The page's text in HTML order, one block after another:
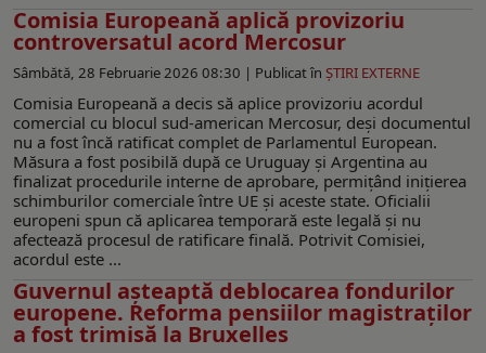
Comisia Europeană aplică provizoriu
controversatul acord Mercosur
Sâmbătă, 28 Februarie 2026 08:30 | Publicat în ŞTIRI EXTERNE
Comisia Europeană a decis să aplice provizoriu acordul
comercial cu blocul sud-american Mercosur, deși documentul
nu a fost încă ratificat complet de Parlamentul European.
Măsura a fost posibilă după ce Uruguay și Argentina au
finalizat procedurile interne de aprobare, permițând inițierea
schimburilor comerciale între UE și aceste state. Oficialii
europeni spun că aplicarea temporară este legală și nu
afectează procesul de ratificare finală. Potrivit Comisiei,
acordul este ...
Guvernul așteaptă deblocarea fondurilor
europene. Reforma pensiilor magistraților
a fost trimisă la Bruxelles